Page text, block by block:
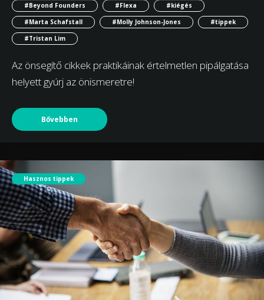
#Beyond Founders #Flexa
#kiégés
#Marta Schafstall
#Molly Johnson-Jones
#tippek
#Tristan Lim
Az önsegítő cikkek praktikáinak értelmetlen pipálgatása
helyett gyúrj az önismeretre!
Bővebben
Hasznos tippek